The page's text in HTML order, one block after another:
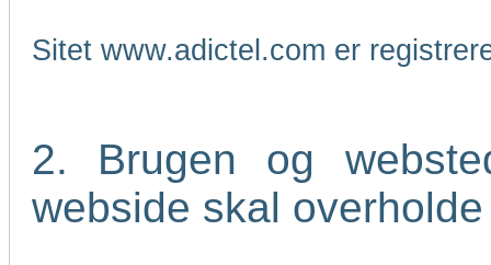
Sitet www.adictel.com er
2. Brugen og
webside skal